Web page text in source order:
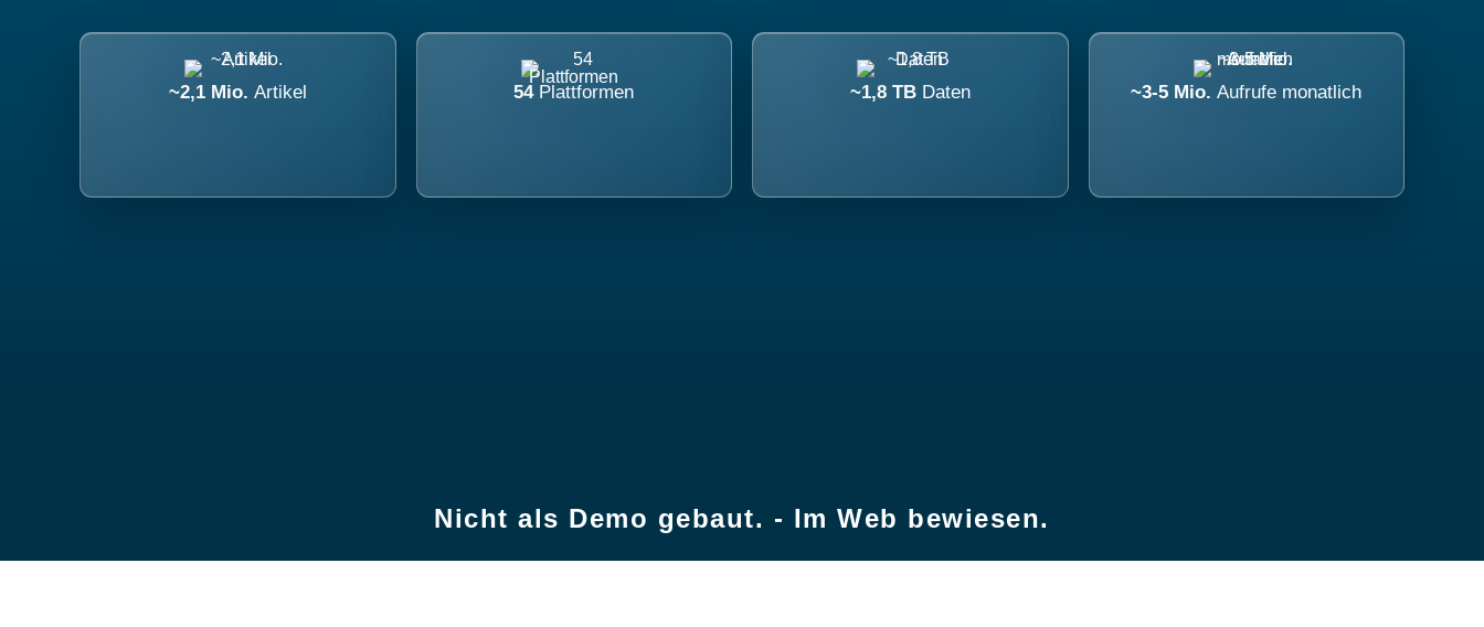
~2,1 Mio. Artikel 54 Plattformen ~1,8 TB Daten ~3-5 Mio.Aufrufe monatlich
Nicht als Demo gebaut. - Im Web bewiesen.